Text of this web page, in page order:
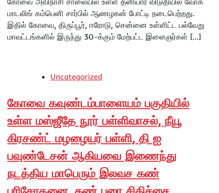
மாடலிங் கம்பெனி சார்பில் ஆணழகன் போட்டி நடைபெற்றது.
இதில் கோவை, திருப்பூர், ஈரோடு, சென்னை உள்ளிட்ட பல்வேறு
மாவட்டங்களில் இருந்து 30-க்கும் மேற்பட்ட இளைஞர்கள் […]
Uncategorized
கோவை கவுண்டம்பாளையம் பகுதியில்
உள்ள மஸ்ஜீதே நூர் பள்ளிவாசல், நீயூ
கிரசண்ட் மழழையர் பள்ளி, தி ஐ
பவுண்டேசன் ஆகியவை இணைந்து
நடத்திய மாபெரும் இலவச கண்